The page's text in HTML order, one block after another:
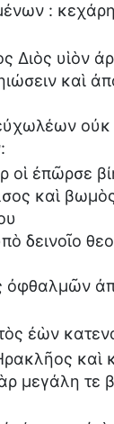
:
Διὸς υἱὸν
καὶ
οὐκ
:
οἱ ἐπῶρσε
καὶ
δεινοῖο
ὀφθαλμῶν
ἐὼν
καὶ
μεγάλη τε